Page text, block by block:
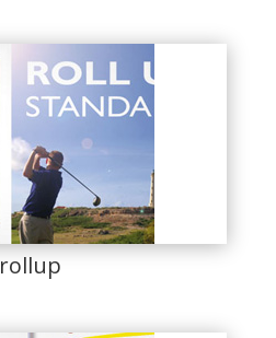
rollup